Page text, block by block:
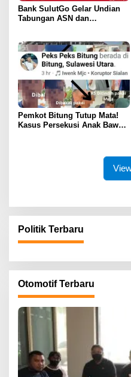
Bank SulutGo Gelar Undian
Tabungan ASN dan
Pemkot Bitung Tutup Mata!
Kasus Persekusi Anak Bawah
Politik Terbaru
Otomotif Terbaru